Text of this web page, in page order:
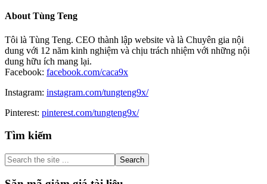
AboutTùng Teng
Tôi là Tùng Teng. CEO thành lập website và là Chuyên gia nội
dung với 12 năm kinh nghiệm và chịu trách nhiệm với những nội
dung hữu ích mang lại.
Facebook: facebook.com/caca9x
Instagram: instagram.com/tungteng9x/
Pinterest: pinterest.com/tungteng9x/
Primary
Sidebar
Tìm kiếm
Search
the
site